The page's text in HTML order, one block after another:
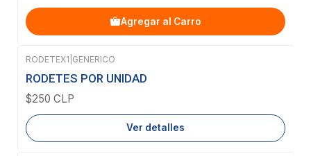
Agregar al Carro
Agotado
RODETEX1 GENERICO
RODETES POR UNIDAD
$250 CLP
Ver detalles